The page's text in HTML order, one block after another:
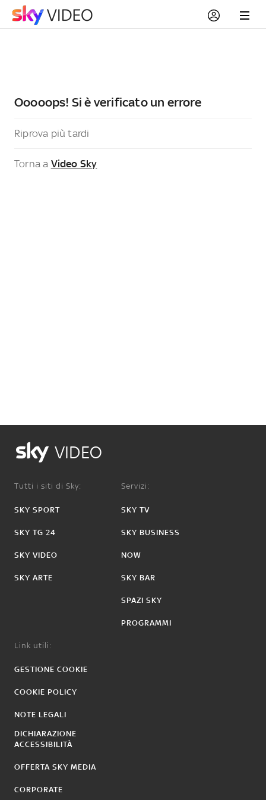
Ooooops! Si è verificato un errore
Riprova più tardi
Torna a Video Sky
VIDEO
Tutti i siti di Sky:
SKY SPORT
SKY TG 24
SKY VIDEO
SKY ARTE
Servizi:
SKY TV
SKY BUSINESS
NOW
SKY BAR
SPAZI SKY
PROGRAMMI
Link utili:
GESTIONE COOKIE
COOKIE POLICY
NOTE LEGALI
DICHIARAZIONE
ACCESSIBILITÀ
OFFERTA SKY MEDIA
CORPORATE